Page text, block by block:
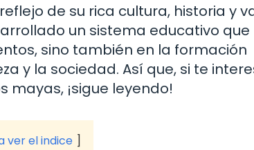
de su rica cultura, historia y
un sistema educativo que
sino también en la formación
y la sociedad. Así que, si te
¡sigue leyendo!
ver el indice